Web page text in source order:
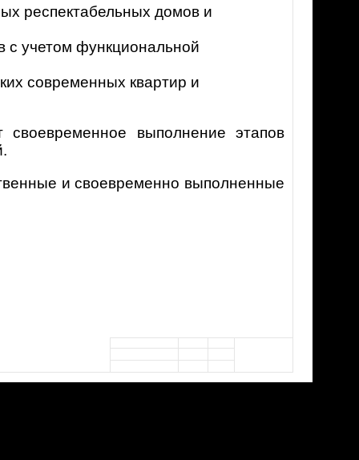
респектабельных домов и
с учетом функциональной
современных квартир и
своевременное выполнение этапов
и своевременно выполненные